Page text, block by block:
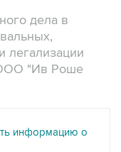
дела в
легализации
"Ив Роше
информацию о